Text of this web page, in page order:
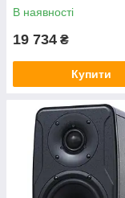
В наявності
19 734 ₴
Купити